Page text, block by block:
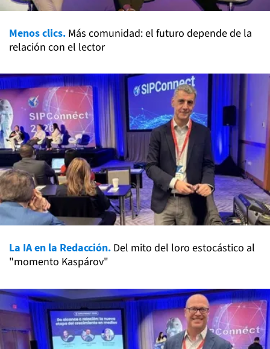
Menos clics. Más comunidad: el futuro depende de la
relación con el lector
La IA en la Redacción. Del mito del loro estocástico al
"momento Kaspárov"